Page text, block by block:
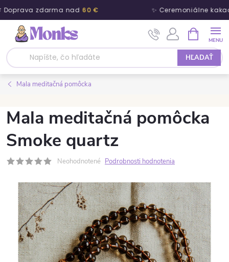
Doprava zdarma nad 60 € ✨ Ceremoniálne
Prejsť na obsah
HĽADAŤ
Mala meditačná pomôcka
Mala meditačná pomôcka
Smoke quartz
Neohodnotené Podrobnosti hodnotenia